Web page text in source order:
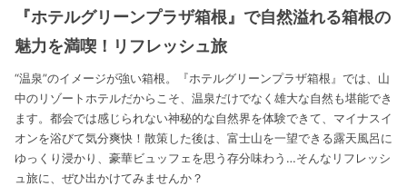
『ホテルグリーンプラザ箱根』で自然溢れる箱根の
魅力を満喫！リフレッシュ旅
“温泉”のイメージが強い箱根。『ホテルグリーンプラザ箱根』では、山
中のリゾートホテルだからこそ、温泉だけでなく雄大な自然も堪能でき
ます。都会では感じられない神秘的な自然界を体験できて、マイナスイ
オンを浴びて気分爽快！散策した後は、富士山を一望できる露天風呂に
ゆっくり浸かり、豪華ビュッフェを思う存分味わう…そんなリフレッシ
ュ旅に、ぜひ出かけてみませんか？